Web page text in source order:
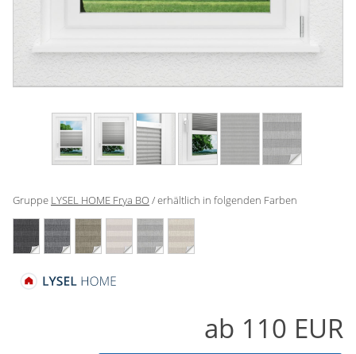
Gardinenstange
Gruppe LYSEL HOME Frya BO / erhältlich in folgenden Farben
ab 110 EUR